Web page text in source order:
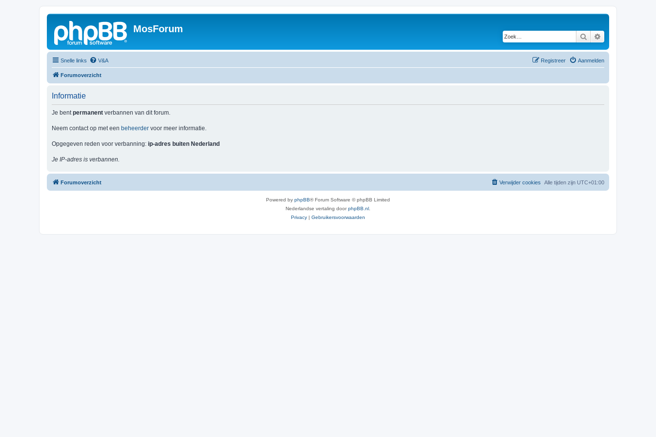
MosForum
Zoek
Snelle links V&A Aanmelden
Registreer
Forumoverzicht
Informatie
Je bentpermanent verbannen van dit forum.
Neem contact op met een beheerder voor meer informatie.
Opgegeven reden voor verbanning: ip-adres buiten Nederland
Je IP-adres is verbannen.
Forumoverzicht Alle tijden zijn UTC+01:00
Verwijder cookies
Powered by phpBB® Forum Software © phpBB Limited
Nederlandse vertaling doorphpBB.nl
Privacy | Gebruikersvoorwaarden